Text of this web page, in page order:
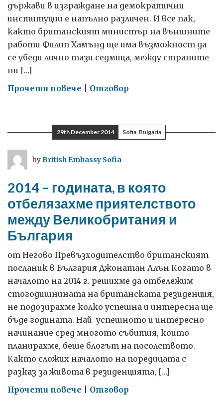
държави в изграждане на демократични
институции е напълно различен. И все пак,
както британският министър на външните
работи Филип Хамънд ще има възможност да
се убеди лично тази седмица, между страните
ни […]
Прочети повече on
да
си
реформираме
Европейския
съюз
Отговор
29th December 2014 Sofia, Bulgaria
byBritish Embassy Sofia
2014 – годината, в която
отбелязахме приятелството
между Великобритания и
България
от Негово Превъзходителство британският
посланик в България Джонатан Алън Когато в
началото на 2014 г. решихме да отбележим
стогодишнината на британската резиденция,
не подозирахме колко успешна и интересна ще
бъде годината. Най-успешното и интересно
начинание сред многото събития, които
планирахме, беше блогът на посолството.
Както сложих началото на поредицата с
разказ за живота в резиденцията, […]
Прочети повече onОтговор